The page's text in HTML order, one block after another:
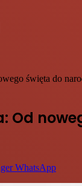
święta do
Od
WhatsApp